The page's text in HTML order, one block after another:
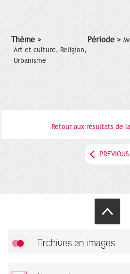
Thème >
Art et culture, Religion,
Urbanisme
Période >
Retour aux résultats de
PREVIOUS
Archives en images